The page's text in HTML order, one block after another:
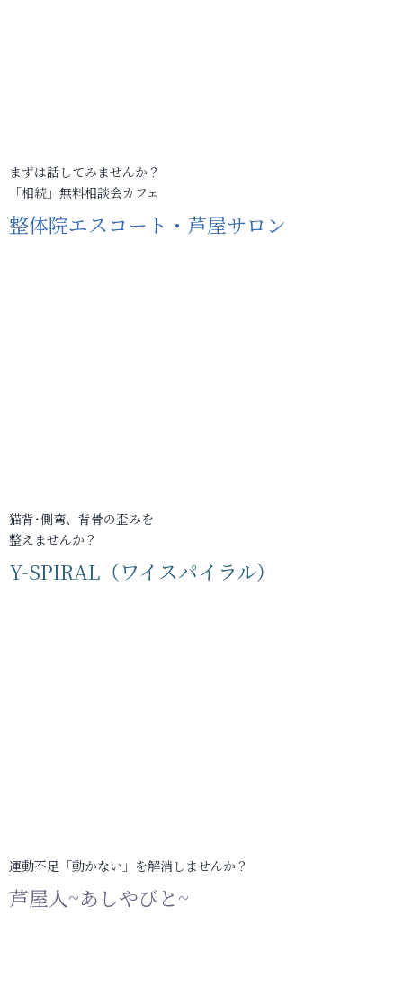
まずは話してみませんか？
「相続」無料相談会カフェ
整体院エスコート・芦屋サロン
猫背･側弯、背骨の歪みを
整えませんか？
Y-SPIRAL（ワイスパイラル）
運動不足「動かない」を解消しませんか？
芦屋人~あしやびと~